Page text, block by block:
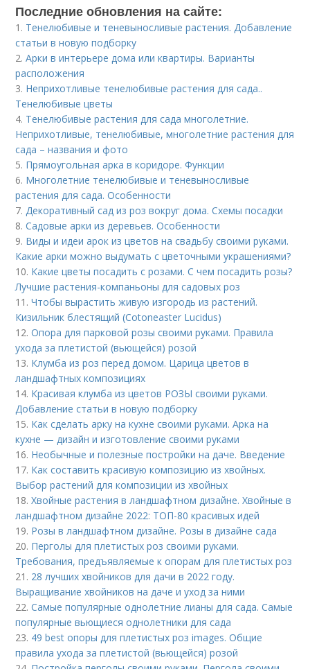
Последние обновления на сайте:
1. Тенелюбивые и теневыносливые растения. Добавление
статьи в новую подборку
2.Арки в интерьере дома или квартиры. Варианты
расположения
3. Неприхотливые тенелюбивые растения для сада..
Тенелюбивые цветы
4. Тенелюбивые растения для сада многолетние.
Неприхотливые, тенелюбивые, многолетние растения для
сада – названия и фото
5. Прямоугольная арка в коридоре. Функции
6. Многолетние тенелюбивые и теневыносливые
растения для сада. Особенности
7. Декоративный сад из роз вокруг дома. Схемы посадки
8.Садовые арки из деревьев. Особенности
9. Виды и идеи арок из цветов на свадьбу своими руками.
Какие арки можно выдумать с цветочными украшениями?
10. Какие цветы посадить с розами. С чем посадить розы?
Лучшие растения-компаньоны для садовых роз
11.Чтобы вырастить живую изгородь из растений.
Кизильник блестящий (Cotoneaster Lucidus)
12.Опора для парковой розы своими руками. Правила
ухода за плетистой (вьющейся) розой
13. Клумба из роз перед домом. Царица цветов в
ландшафтных композициях
14. Красивая клумба из цветов РОЗЫ своими руками.
Добавление статьи в новую подборку
15. Как сделать арку на кухне своими руками. Арка на
кухне — дизайн и изготовление своими руками
16. Необычные и полезные постройки на даче. Введение
17. Как составить красивую композицию из хвойных.
Выбор растений для композиции из хвойных
18.Хвойные растения в ландшафтном дизайне. Хвойные в
ландшафтном дизайне 2022: ТОП-80 красивых идей
19. Розы в ландшафтном дизайне. Розы в дизайне сада
20. Перголы для плетистых роз своими руками.
Требования, предъявляемые к опорам для плетистых роз
21. 28 лучших хвойников для дачи в 2022 году.
Выращивание хвойников на даче и уход за ними
22.Самые популярные однолетние лианы для сада. Самые
популярные вьющиеся однолетники для сада
23. 49 best опоры для плетистых роз images. Общие
правила ухода за плетистой (вьющейся) розой